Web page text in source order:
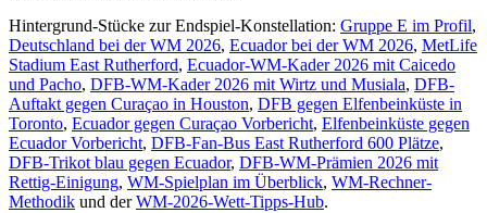
Hintergrund-Stücke zur Endspiel-Konstellation: Gruppe E im Profil,
Deutschland bei der WM 2026, Ecuador bei der WM 2026, MetLife
Stadium East Rutherford, Ecuador-WM-Kader 2026 mit Caicedo
und Pacho, DFB-WM-Kader 2026 mit Wirtz und Musiala, DFB-
Auftakt gegen Curaçao in Houston, DFB gegen Elfenbeinküste in
Toronto, Ecuador gegen Curaçao Vorbericht, Elfenbeinküste gegen
Ecuador Vorbericht, DFB-Fan-Bus East Rutherford 600 Plätze,
DFB-Trikot blau gegen Ecuador, DFB-WM-Prämien 2026 mit
Rettig-Einigung, WM-Spielplan im Überblick, WM-Rechner-
Methodik und derWM-2026-Wett-Tipps-Hub.